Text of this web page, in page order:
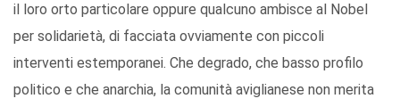
il loro orto particolare oppure qualcuno ambisce al Nobel
per solidarietà, di facciata ovviamente con piccoli
interventi estemporanei. Che degrado, che basso profilo
politico e che anarchia, la comunità aviglianese non merita